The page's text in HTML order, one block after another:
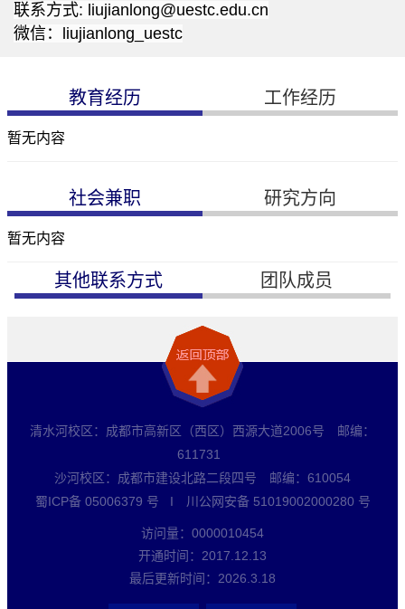
联系方式: liujianlong@uestc.edu.cn
微信：liujianlong_uestc
教育经历 工作经历
暂无内容
社会兼职 研究方向
暂无内容
其他联系方式 团队成员
清水河校区：成都市高新区（西区）西源大道2006号 邮编：
611731
沙河校区：成都市建设北路二段四号 邮编：610054
蜀ICP备 05006379 号 I 川公网安备 51019002000280 号
访问量： 0000010454
开通时间： 2017.12.13
最后更新时间： 2026.3.18